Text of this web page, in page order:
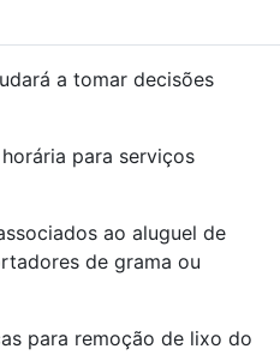
a tomar decisões
para serviços
ao aluguel de
de grama ou
para remoção de lixo do